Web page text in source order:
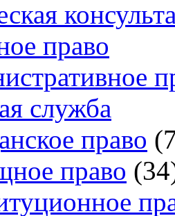
право
служба
право
право